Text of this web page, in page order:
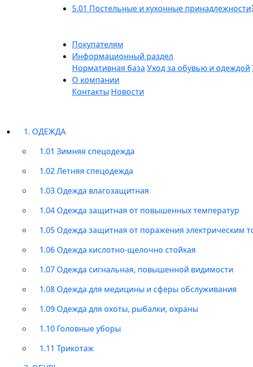
5.01 Постельные и кухонные принадлежности
Покупателям
Информационный раздел
Нормативная база Уход за обувью и одеждой
О компании
Контакты Новости
1. ОДЕЖДА
1.01 Зимняя спецодежда
1.02 Летняя спецодежда
1.03 Одежда влагозащитная
1.04 Одежда защитная от повышенных температур
1.05 Одежда защитная от поражения электрическим
1.06 Одежда кислотно-щелочно стойкая
1.07 Одежда сигнальная, повышенной видимости
1.08 Одежда для медицины и сферы обслуживания
1.09 Одежда для охоты, рыбалки, охраны
1.10 Головные уборы
1.11 Трикотаж